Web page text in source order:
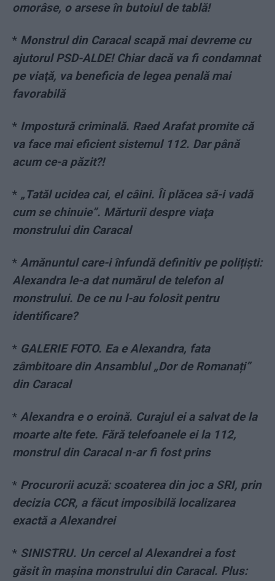
omorâse, o arsese în butoiul de tablă!
* Monstrul din Caracal scapă mai devreme cu
ajutorul PSD-ALDE! Chiar dacă va fi condamnat
pe viaţă, va beneficia de legea penală mai
favorabilă
* Impostură criminală. Raed Arafat promite că
va face mai eficient sistemul 112. Dar până
acum ce-a păzit?!
* „Tatăl ucidea cai, el câini. Îi plăcea să-i vadă
cum se chinuie”. Mărturii despre viaţa
monstrului din Caracal
* Amănuntul care-i înfundă definitiv pe polițiști:
Alexandra le-a dat numărul de telefon al
monstrului. De ce nu l-au folosit pentru
identificare?
* GALERIE FOTO. Ea e Alexandra, fata
zâmbitoare din Ansamblul „Dor de Romanați”
din Caracal
* Alexandra e o eroină. Curajul ei a salvat de la
moarte alte fete. Fără telefoanele ei la 112,
monstrul din Caracal n-ar fi fost prins
* Procurorii acuză: scoaterea din joc a SRI, prin
decizia CCR, a făcut imposibilă localizarea
exactă a Alexandrei
* SINISTRU. Un cercel al Alexandrei a fost
găsit în mașina monstrului din Caracal. Plus: